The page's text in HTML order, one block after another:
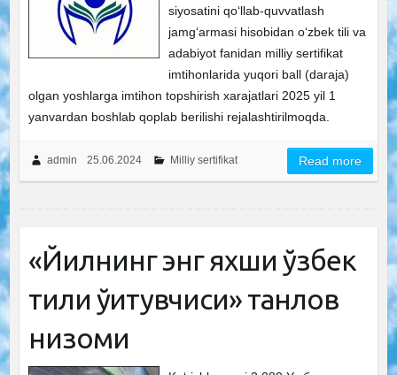
siyosatini qo‘llab-quvvatlash
jamg‘armasi hisobidan o‘zbek tili va
adabiyot fanidan milliy sertifikat
imtihonlarida yuqori ball (daraja)
olgan yoshlarga imtihon topshirish xarajatlari 2025 yil 1
yanvardan boshlab qoplab berilishi rejalashtirilmoqda.
admin 25.06.2024 Milliy sertifikat Read more
«Йилнинг энг яхши ўзбек
тили ўқитувчиси» танлов
низоми